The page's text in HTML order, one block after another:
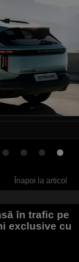
Înapoi la articol
în trafic pe
exclusive cu